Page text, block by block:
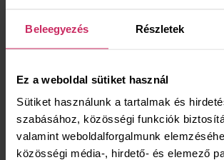
Beleegyezés Részletek
Ez a weboldal sütiket használ
Sütiket használunk a tartalmak és
szabásához, közösségi funkciók
valamint weboldalforgalmunk
közösségi média-, hirdető- és elemező
megtakarításokat erősen megnyirbálta,
ki is merítette a karantén-időszak. Ezt a
vagy csökkentették a munkaidejét
munkaidőben.